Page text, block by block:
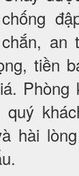
an
tiền
Phòng
quý
hài